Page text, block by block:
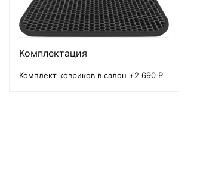
Комплектация
Комплект ковриков в салон +2 690 Р